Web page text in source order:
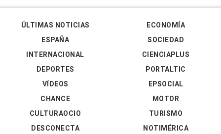
ÚLTIMAS NOTICIAS
ESPAÑA
INTERNACIONAL
DEPORTES
VÍDEOS
ECONOMÍA
SOCIEDAD
CIENCIAPLUS
PORTALTIC
EPSOCIAL
CHANCE
CULTURAOCIO
DESCONECTA
MOTOR
TURISMO
NOTIMÉRICA